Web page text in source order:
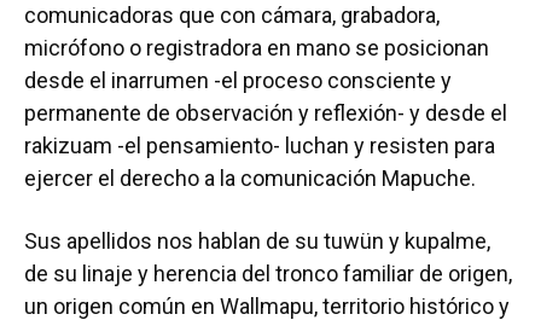
comunicadoras que con cámara, grabadora,
micrófono o registradora en mano se posicionan
desde el inarrumen -el proceso consciente y
permanente de observación y reflexión- y desde el
rakizuam -el pensamiento- luchan y resisten para
ejercer el derecho a la comunicación Mapuche.
Sus apellidos nos hablan de su tuwün y kupalme,
de su linaje y herencia del tronco familiar de origen,
un origen común en Wallmapu, territorio histórico y